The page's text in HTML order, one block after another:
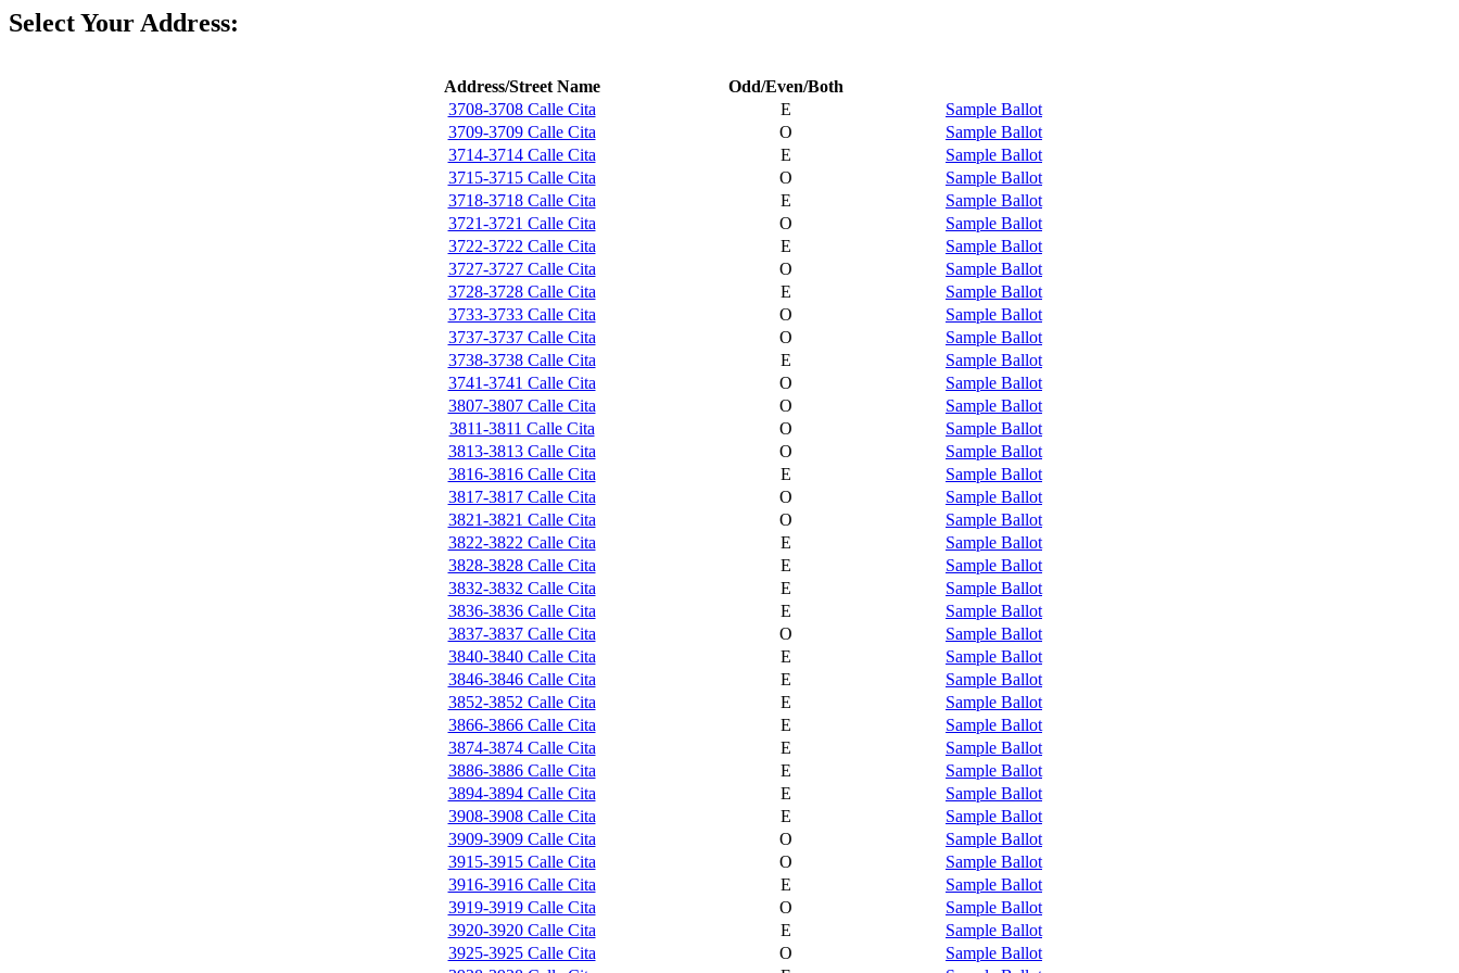
Select Your Address:
Address/Street Name
Odd/Even/Both
3708-3708 Calle Cita
E
Sample Ballot
3709-3709 Calle Cita
O
Sample Ballot
3714-3714 Calle Cita
E
Sample Ballot
3715-3715 Calle Cita
O
Sample Ballot
3718-3718 Calle Cita
E
Sample Ballot
3721-3721 Calle Cita
O
Sample Ballot
3722-3722 Calle Cita
E
Sample Ballot
3727-3727 Calle Cita
O
Sample Ballot
3728-3728 Calle Cita
E
Sample Ballot
3733-3733 Calle Cita
O
Sample Ballot
3737-3737 Calle Cita
O
Sample Ballot
3738-3738 Calle Cita
E
Sample Ballot
3741-3741 Calle Cita
O
Sample Ballot
3807-3807 Calle Cita
O
Sample Ballot
3811-3811 Calle Cita
O
Sample Ballot
3813-3813 Calle Cita
O
Sample Ballot
3816-3816 Calle Cita
E
Sample Ballot
3817-3817 Calle Cita
O
Sample Ballot
3821-3821 Calle Cita
O
Sample Ballot
3822-3822 Calle Cita
E
Sample Ballot
3828-3828 Calle Cita
E
Sample Ballot
3832-3832 Calle Cita
E
Sample Ballot
3836-3836 Calle Cita
E
Sample Ballot
3837-3837 Calle Cita
O
Sample Ballot
3840-3840 Calle Cita
E
Sample Ballot
3846-3846 Calle Cita
E
Sample Ballot
3852-3852 Calle Cita
E
Sample Ballot
3866-3866 Calle Cita
E
Sample Ballot
3874-3874 Calle Cita
E
Sample Ballot
3886-3886 Calle Cita
E
Sample Ballot
3894-3894 Calle Cita
E
Sample Ballot
3908-3908 Calle Cita
E
Sample Ballot
3909-3909 Calle Cita
O
Sample Ballot
3915-3915 Calle Cita
O
Sample Ballot
3916-3916 Calle Cita
E
Sample Ballot
3919-3919 Calle Cita
O
Sample Ballot
3920-3920 Calle Cita
E
Sample Ballot
3925-3925 Calle Cita
O
Sample Ballot